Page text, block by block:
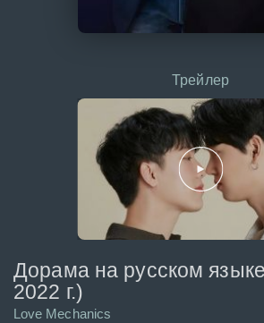
Дорама на русском
2022 г.)
Love Mechanics
Трейлер